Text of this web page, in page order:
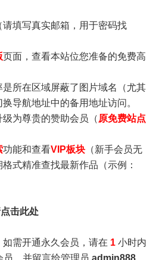
请填写真实邮箱，用于密码找
页面，查看本站位您准备的免费高
所在区域屏蔽了图片域名（尤其
导航地址中的备用地址访问。
为尊贵的赞助会员（ 原免费站点
功能和查看VIP板块 （新手会员无
式精准查找最新作品（示例：
击此处
需开通永久会员，请在 1 小时内
员，并留言给管理员 admin888